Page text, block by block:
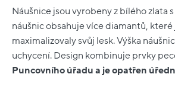
Náušnice jsou vyrobeny z bílého zlata
náušnic obsahuje více diamantů,
maximalizovaly svůj lesk. Výška
uchycení. Design kombinuje prvky
Puncovního úřadu a je opatřen